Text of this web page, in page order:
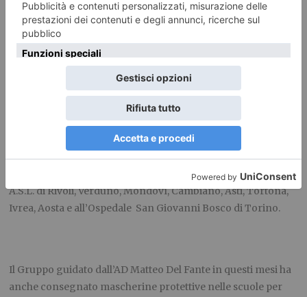
corriere di Poste Italiane, SDA, per la consegna del vaccino
Moderna in Piemonte e Valle d’Aosta.
Mezzi speciali, attrezzati con celle frigorifere, sono partiti
questa notte dall’Istituto Superiore di Sanità di Roma verso il
Reggimento Logistico “Taurinense”, Caserma “Ceccarioni”
Corso Susa 189 a Rivoli(To).
Una volta presi in carico, i vaccini Moderna hanno
proseguito il loro viaggio, sempre grazie al personale SDA,
per raggiungere le loro destinazioni finali presso Ospedali e
A.S.L. di Rivoli, Verduno, Mondovì, Cambiano, Asti, Tortona,
Ivrea, Aosta e all’Ospedale San Giovanni Bosco di Torino.
Il Gruppo guidato dall’AD Matteo Del Fante in questi mesi ha
anche consegnato mascherine protettive nelle scuole per